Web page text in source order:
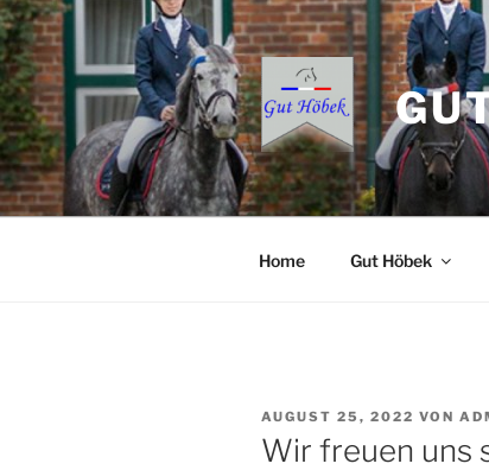
Zum
Inhalt
springen
Home Gut Höbek
VERÖFFENTLICHT
AM
AUGUST 25, 2022 VON
Wir freuen uns